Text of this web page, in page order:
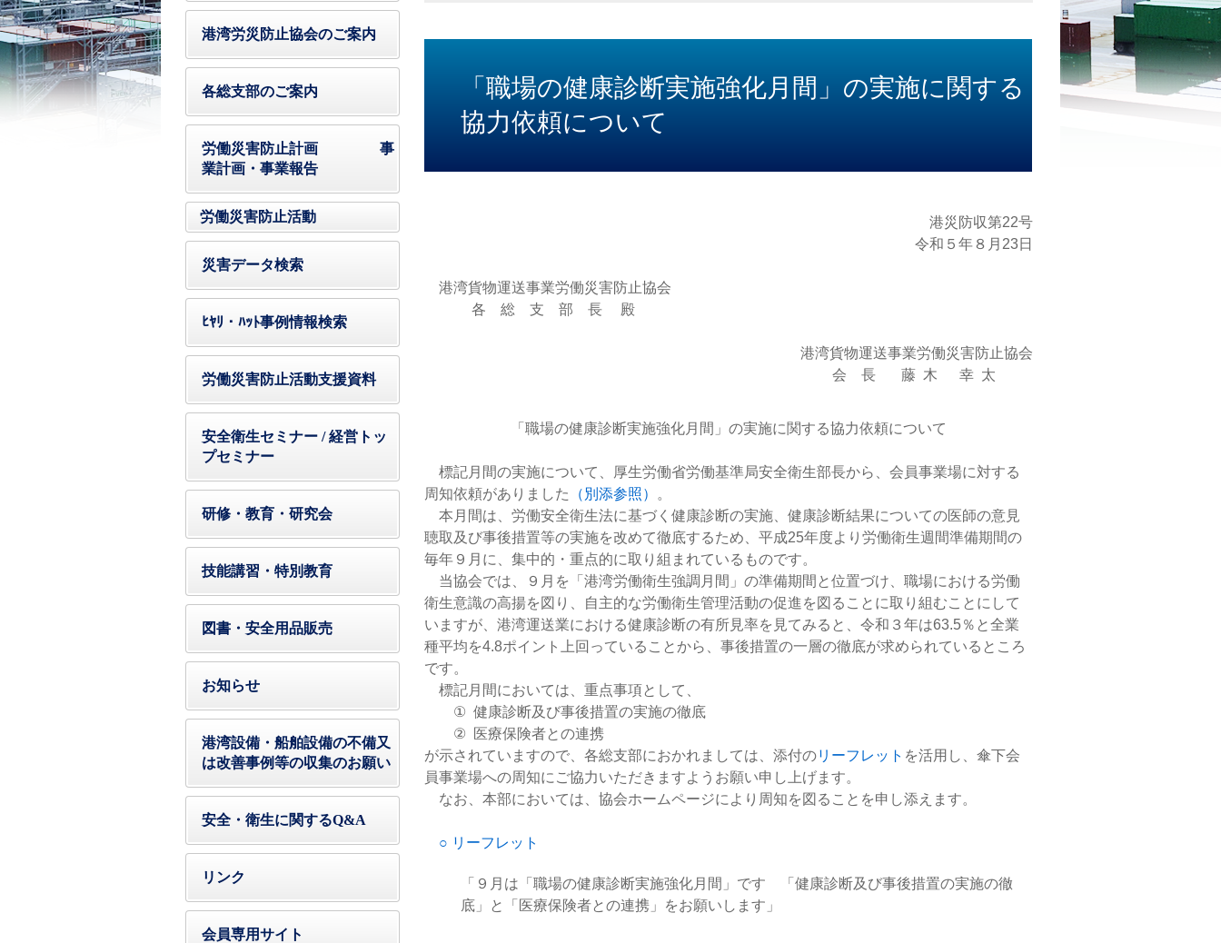
港湾労災防止協会のご案内
各総支部のご案内
労働災害防止計画 事
業計画・事業報告
労働災害防止活動
災害データ検索
ﾋﾔﾘ・ﾊｯﾄ事例情報検索
労働災害防止活動支援資料
安全衛生セミナー / 経営トッ
プセミナー
研修・教育・研究会
技能講習・特別教育
図書・安全用品販売
お知らせ
港湾設備・船舶設備の不備又
は改善事例等の収集のお願い
安全・衛生に関するQ&A
リンク
会員専用サイト
「職場の健康診断実施強化月間」の実施に関する
協力依頼について
港災防収第22号
令和５年８月23日
港湾貨物運送事業労働災害防止協会
各 総 支 部 長
殿
港湾貨物運送事業労働災害防止協会
会 長 藤 木 幸 太
「職場の健康診断実施強化月間」の実施に関する協力依頼について
標記月間の実施について、
厚生労働省労働基準局安全衛生部長から、会員事業場に対する
周知依頼がありました
（別添参照）
。
本月間は、労働安全衛生法に基づく健康診断の実施、健康診断結果についての医師の意見
聴取及び事後措置等の実施を改めて徹底するため、 平成25年度より労働衛生週間準備期間の
毎年９月に、集中的・重点的に取り組まれているものです。
当協会では、９月を「港湾労働衛生強調月間」の準備期間と位置づけ、職場における労働
衛生意識の高揚を図り、自主的な労働衛生管理活動の促進を図ることに取り組むことにして
いますが、 港湾運送業における健康診断の有所見率を見てみると、令和３年は63.5％と全業
種平均を4.8ポイント上回っていることから、事後措置の一層の徹底が求められているところ
です。
標記月間においては、重点事項として、
① 健康診断及び事後措置の実施の徹底
②
医療保険者との連携
が示されてい ますので、各総支部におかれましては、添付のリーフレット を活用し、傘下会
員事業場への周知にご協力いただきますようお願い申し上げます。
なお、本部においては、協会ホームページにより周知を図ることを申し添えます。
○ リーフレット
「９月は「職場の健康診断実施強化月間」です 「 健康診断及び事後措置の実施の徹
底」と「 医療保険者との連携」をお願いします」